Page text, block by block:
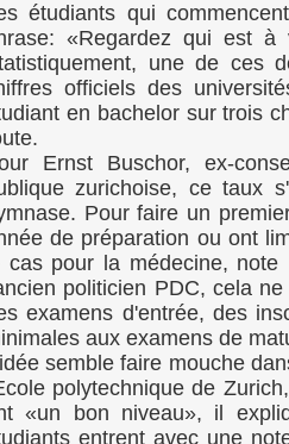
étudiants qui
«Regardez qui est
une de ces
officiels des
en bachelor sur trois
Ernst Buschor, ex-
zurichoise, ce taux
Pour faire un
de préparation ou ont
cas pour la médecine,
politicien PDC, cela
examens d'entrée, des
aux examens de
semble faire mouche
polytechnique de
«un bon niveau», il
entrent avec une